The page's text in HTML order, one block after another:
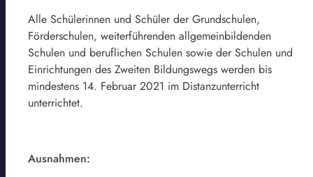
Alle Schülerinnen und Schüler der Grundschulen,
Förderschulen, weiterführenden allgemeinbildenden
Schulen und beruflichen Schulen sowie der Schulen und
Einrichtungen des Zweiten Bildungswegs werden bis
mindestens 14. Februar 2021 im Distanzunterricht
unterrichtet.
Ausnahmen: